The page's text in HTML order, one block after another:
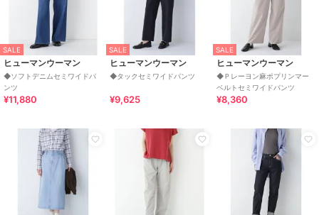
SALE
ヒューマンウーマン
◆ソフトデニムセミワイドパ
ンツ
¥11,880
SALE
ヒューマンウーマン
◆タックセミワイドパンツ
¥9,625
SALE
ヒューマンウーマン
◆Ｐレーヨン麻ポプリンマー
ベルトセミワイドパンツ
¥8,360